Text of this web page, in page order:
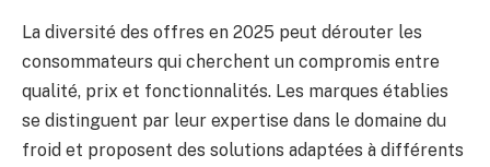
La diversité des offres en 2025 peut dérouter les
consommateurs qui cherchent un compromis entre
qualité, prix et fonctionnalités. Les marques établies
se distinguent par leur expertise dans le domaine du
froid et proposent des solutions adaptées à différents